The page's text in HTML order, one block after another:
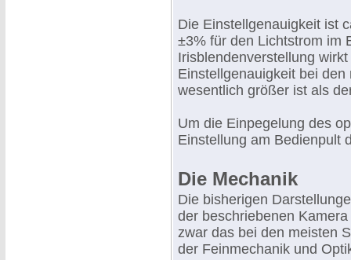
Die Einstellgenauigkeit ist
±3% für den Lichtstrom im
Irisblendenverstellung
Einstellgenauigkeit bei
wesentlich größer ist als
Um die Einpegelung des
Einstellung am Bedienpult
Die Mechanik
Die bisherigen
der beschriebenen
zwar das bei den meisten
der Feinmechanik und